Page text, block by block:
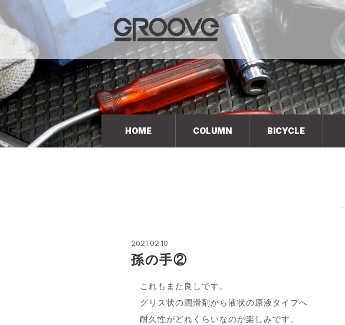
Groove 自転車 カフェ 輸入車・国産車のチューニン
グ/販売
HOME COLUMN BICYCLE
2021.02.10
孫の手②
これもまた良しです。
グリス状の潤滑剤から液状の原液タイプへ
耐久性がどれくらいなのが楽しみです。